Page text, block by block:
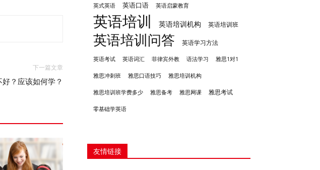
下一篇文章
？应该如何学？
英式英语 英语口语 英语启蒙教育
英语培训 英语培训机构 英语培训班
英语培训问答 英语学习方法
英语考试 英语词汇 菲律宾外教 语法学习 雅思1对1
雅思冲刺班 雅思口语技巧 雅思培训机构
雅思培训班学费多少 雅思备考 雅思网课 雅思考试
零基础学英语
友情链接